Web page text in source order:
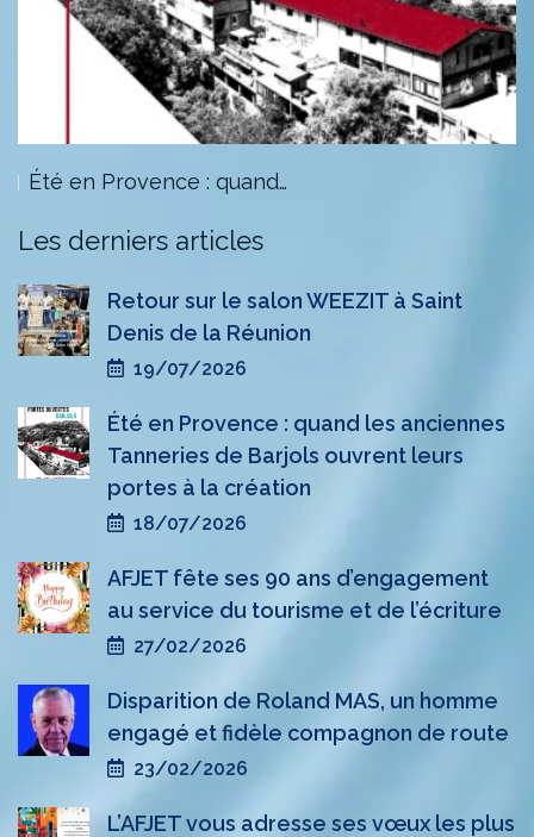
Été en Provence : quand…
Les derniers articles
Retour sur le salon WEEZIT à Saint
Denis de la Réunion
19/07/2026
Été en Provence : quand les anciennes
Tanneries de Barjols ouvrent leurs
portes à la création
18/07/2026
AFJET fête ses 90 ans d’engagement
au service du tourisme et de l’écriture
27/02/2026
Disparition de Roland MAS, un homme
engagé et fidèle compagnon de route
23/02/2026
L’AFJET vous adresse ses vœux les plus